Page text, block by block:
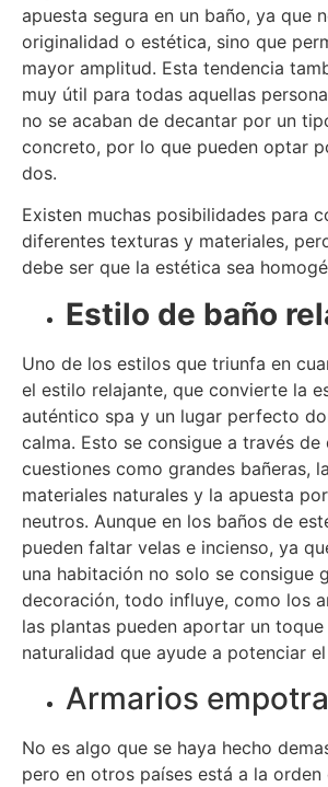
apuesta segura en un baño, ya que
originalidad o estética, sino que
mayor amplitud. Esta tendencia
muy útil para todas aquellas
no se acaban de decantar por un
concreto, por lo que pueden optar
dos.
Existen muchas posibilidades para
diferentes texturas y materiales,
debe ser que la estética sea
Estilo de baño
Uno de los estilos que triunfa en
el estilo relajante, que convierte la
auténtico spa y un lugar perfecto
calma. Esto se consigue a través de
cuestiones como grandes bañeras,
materiales naturales y la apuesta
neutros. Aunque en los baños de
pueden faltar velas e incienso, ya
una habitación no solo se consigue
decoración, todo influye, como los
las plantas pueden aportar un
naturalidad que ayude a potenciar
Armarios
No es algo que se haya hecho
pero en otros países está a la